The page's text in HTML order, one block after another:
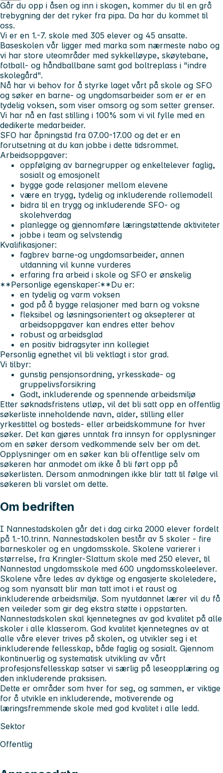
Går du opp i åsen og inn i skogen, kommer du til en grå
trebygning der det ryker fra pipa. Da har du kommet til
oss.
Vi er en 1.-7. skole med 305 elever og 45 ansatte.
Baseskolen vår ligger med marka som nærmeste nabo og
vi har store uteområder med sykkelløype, skøytebane,
fotball- og håndballbane samt god boltreplass i "indre
skolegård".
Nå har vi behov for å styrke laget vårt på skole og SFO
og søker en barne- og ungdomsarbeider som er er en
tydelig voksen, som viser omsorg og som setter grenser.
Vi har nå en fast stilling i 100% som vi vil fylle med en
dedikerte medarbeider.
SFO har åpningstid fra 07.00-17.00 og det er en
forutsetning at du kan jobbe i dette tidsrommet.
Arbeidsoppgaver:
oppfølging av barnegrupper og enkeltelever faglig,
sosialt og emosjonelt
bygge gode relasjoner mellom elevene
være en trygg, tydelig og inkluderende rollemodell
bidra til en trygg og inkluderende SFO- og
skolehverdag
planlegge og gjennomføre læringstøttende aktiviteter
jobbe i team og selvstendig
Kvalifikasjoner:
fagbrev barne-og ungdomsarbeider, annen
utdanning vil kunne vurderes
erfaring fra arbeid i skole og SFO er ønskelig
**Personlige egenskaper:**Du er:
en tydelig og varm voksen
god på å bygge relasjoner med barn og voksne
fleksibel og løsningsorientert og aksepterer at
arbeidsoppgaver kan endres etter behov
robust og arbeidsglad
en positiv bidragsyter inn kollegiet
Personlig egnethet vil bli vektlagt i stor grad.
Vi tilbyr:
gunstig pensjonsordning, yrkesskade- og
gruppelivsforsikring
Godt, inkluderende og spennende arbeidsmiljø
Etter søknadsfristens utløp, vil det bli satt opp en offentlig
søkerliste inneholdende navn, alder, stilling eller
yrkestittel og bosteds- eller arbeidskommune for hver
søker. Det kan gjøres unntak fra innsyn for opplysninger
om en søker dersom vedkommende selv ber om det.
Opplysninger om en søker kan bli offentlige selv om
søkeren har anmodet om ikke å bli ført opp på
søkerlisten. Dersom anmodningen ikke blir tatt til følge vil
søkeren bli varslet om dette.
Om bedriften
I Nannestadskolen går det i dag cirka 2000 elever fordelt
på 1.-10.trinn. Nannestadskolen består av 5 skoler - fire
barneskoler og en ungdomsskole. Skolene varierer i
størrelse, fra Kringler-Slattum skole med 250 elever, til
Nannestad ungdomsskole med 600 ungdomsskoleelever.
Skolene våre ledes av dyktige og engasjerte skoleledere,
og som nyansatt blir man tatt imot i et raust og
inkluderende arbeidsmiljø. Som nyutdannet lærer vil du få
en veileder som gir deg ekstra støtte i oppstarten.
Nannestadskolen skal kjennetegnes av god kvalitet på alle
skoler i alle klasserom. God kvalitet kjennetegnes av at
alle våre elever trives på skolen, og utvikler seg i et
inkluderende fellesskap, både faglig og sosialt. Gjennom
kontinuerlig og systematisk utvikling av vårt
profesjonsfellesskap satser vi særlig på leseopplæring og
den inkluderende praksisen.
Dette er områder som hver for seg, og sammen, er viktige
for å utvikle en inkluderende, motiverende og
læringsfremmende skole med god kvalitet i alle ledd.
Sektor
Offentlig